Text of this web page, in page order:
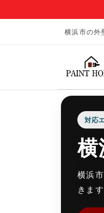
横浜市の外
対応
横
横浜
きます